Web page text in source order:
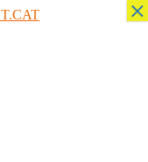
×